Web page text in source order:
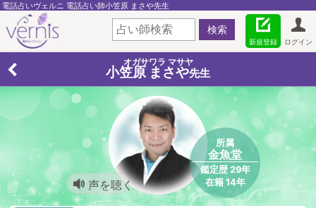
電話占いヴェルニ 電話占い師小笠原 まさや先生
ログイン
新規登録
オガサワラ マサヤ
小笠原 まさや先生
所属
金魚堂
鑑定歴 29年
在籍 14年
声を聴く